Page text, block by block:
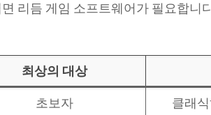
리듬 게임 소프트웨어가 필요합니
최상의 대상
초보자 클래